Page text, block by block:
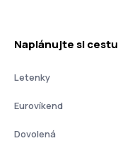
Naplánujte si cestu
Letenky
Eurovíkend
Dovolená